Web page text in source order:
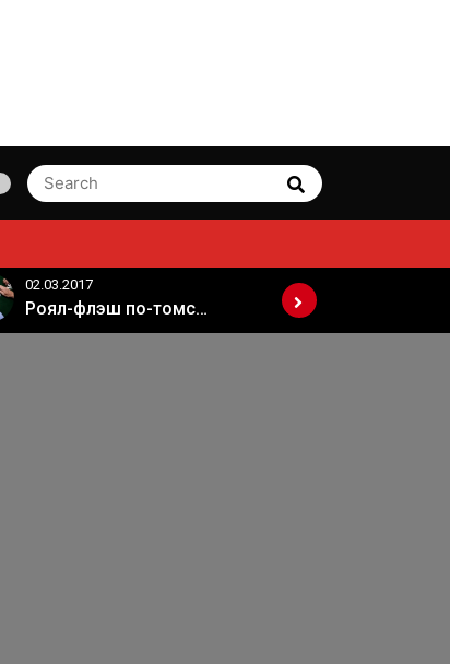
Search
for:
Search
02.03.2017
Роял-флэш по-томски